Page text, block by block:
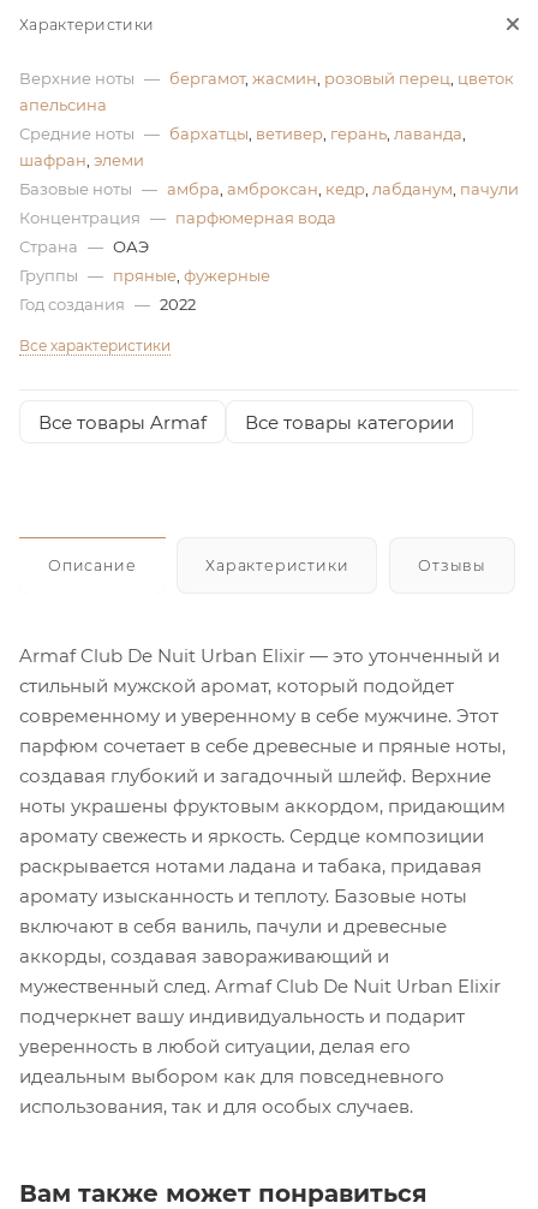
Характеристики
Верхние ноты — бергамот, жасмин розовый перец цветок
апельсина
Средние ноты — бархатцы ветивер герань лаванда
шафран элеми
Базовые ноты — амбра амброксан кедр лабданум пачули
Концентрация — парфюмерная вода
Страна — ОАЭ
Группы — пряные фужерные
Год создания — 2022
Все характеристики
Все товары Armaf Все товары категории
Описание Характеристики Отзывы
Armaf Club De Nuit Urban Elixir — это утонченный и
стильный мужской аромат, который подойдет
современному и уверенному в себе мужчине. Этот
парфюм сочетает в себе древесные и пряные ноты,
создавая глубокий и загадочный шлейф. Верхние
ноты украшены фруктовым аккордом, придающим
аромату свежесть и яркость. Сердце композиции
раскрывается нотами ладана и табака, придавая
аромату изысканность и теплоту. Базовые ноты
включают в себя ваниль, пачули и древесные
аккорды, создавая завораживающий и
мужественный след. Armaf Club De Nuit Urban Elixir
подчеркнет вашу индивидуальность и подарит
уверенность в любой ситуации, делая его
идеальным выбором как для повседневного
использования, так и для особых случаев.
Вам также может понравиться